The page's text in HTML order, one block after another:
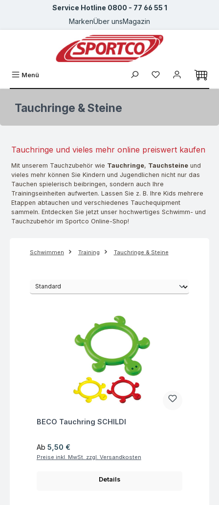
Zum Hauptinhalt springenService Hotline 0800 - 77 66 55 1
MarkenÜber unsMagazin
Menü Du hast 0
Tauchringe & Steine
Tauchringe und vieles mehr online preiswert kaufen
Mit unserem Tauchzubehör wie Tauchringe, Tauchsteine und
vieles mehr können Sie Kindern und Jugendlichen nicht nur das
Tauchen spielerisch beibringen, sondern auch Ihre
Trainingseinheiten aufwerten. Lassen Sie z. B. Ihre Kids mehrere
Etappen abtauchen und verschiedenes Tauchequipment
sammeln. Entdecken Sie jetzt unser hochwertiges Schwimm- und
Tauchzubehör im Sportco Online-Shop!
Schwimmen Training Tauchringe & Steine
Fragen zum Artikel
BECO Tauchring SCHILDI
Regulärer Preis:
Ab 5,50 €
Preise inkl. MwSt. zzgl. Versandkosten
Details